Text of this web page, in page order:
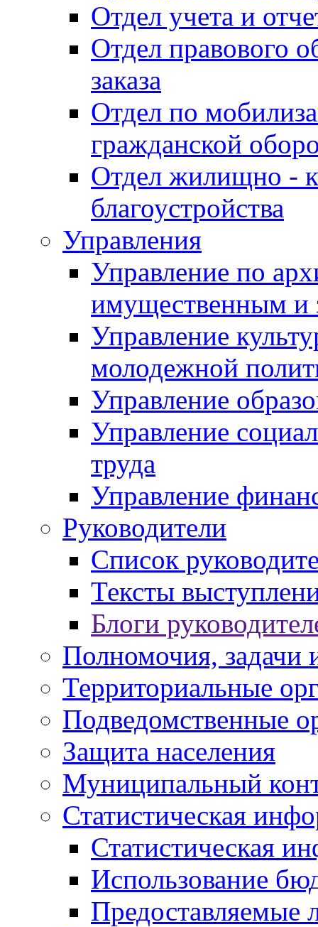
Отдел учета и
Отдел правового
заказа
Отдел по
гражданской
Отдел жилищно -
благоустройства
Управления
Управление по
имущественным и
Управление
молодежной
Управление
Управление
труда
Управление
Руководители
Список
Тексты
Блоги
Полномочия, задачи
Территориальные
Подведомственные
Защита населения
Муниципальный
Статистическая
Статистическая
Использование
Предоставляемые